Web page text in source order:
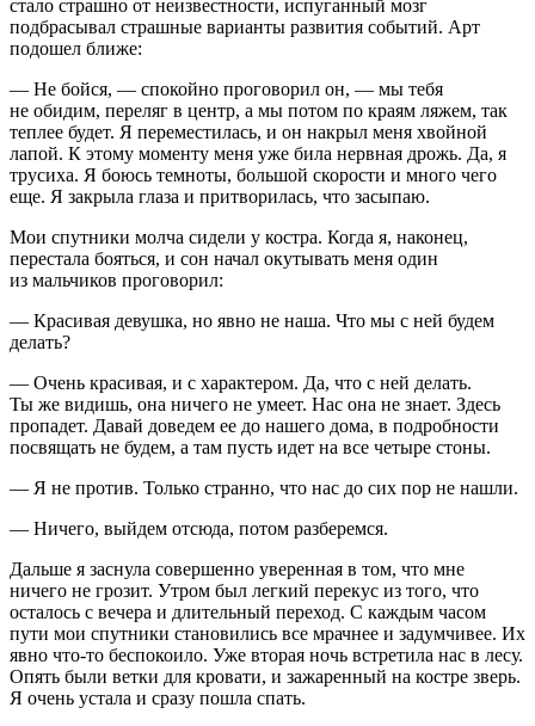
стало страшно от неизвестности, испуганный мозг
подбрасывал страшные варианты развития событий. Арт
подошел ближе:
— Не бойся, — спокойно проговорил он, — мы тебя
не обидим, переляг в центр, а мы потом по краям ляжем, так
теплее будет. Я переместилась, и он накрыл меня хвойной
лапой. К этому моменту меня уже била нервная дрожь. Да, я
трусиха. Я боюсь темноты, большой скорости и много чего
еще. Я закрыла глаза и притворилась, что засыпаю.
Мои спутники молча сидели у костра. Когда я, наконец,
перестала бояться, и сон начал окутывать меня один
из мальчиков проговорил:
— Красивая девушка, но явно не наша. Что мы с ней будем
делать?
— Очень красивая, и с характером. Да, что с ней делать.
Ты же видишь, она ничего не умеет. Нас она не знает. Здесь
пропадет. Давай доведем ее до нашего дома, в подробности
посвящать не будем, а там пусть идет на все четыре стоны.
— Я не против. Только странно, что нас до сих пор не нашли.
— Ничего, выйдем отсюда, потом разберемся.
Дальше я заснула совершенно уверенная в том, что мне
ничего не грозит. Утром был легкий перекус из того, что
осталось с вечера и длительный переход. С каждым часом
пути мои спутники становились все мрачнее и задумчивее. Их
явно что-то беспокоило. Уже вторая ночь встретила нас в лесу.
Опять были ветки для кровати, и зажаренный на костре зверь.
Я очень устала и сразу пошла спать.